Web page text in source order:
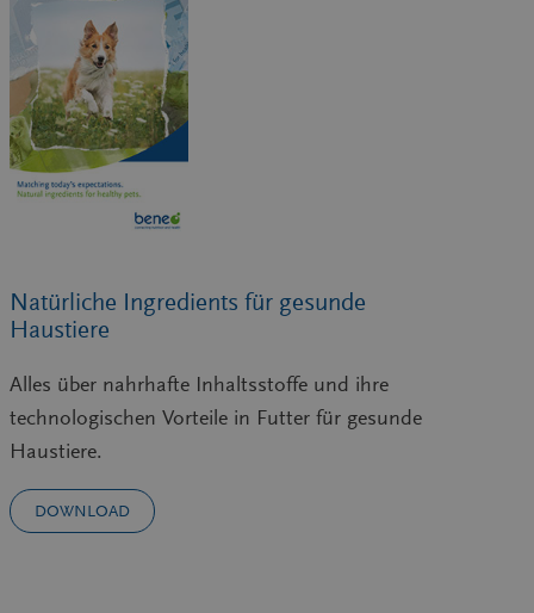
Natürliche Ingredients für gesunde
Haustiere
Alles über nahrhafte Inhaltsstoffe und ihre
technologischen Vorteile in Futter für gesunde
Haustiere.
DOWNLOAD